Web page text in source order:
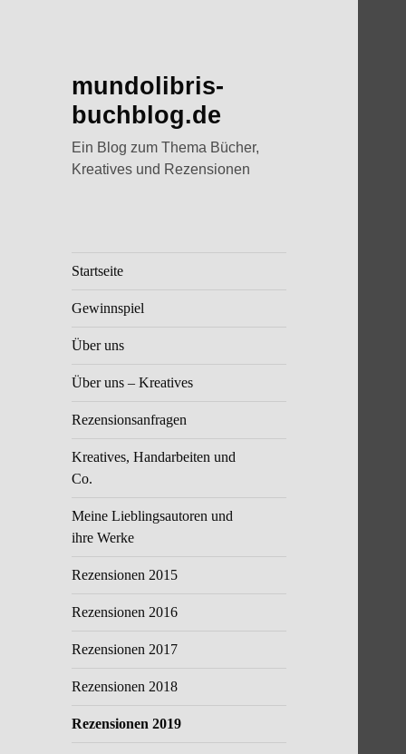
mundolibris-
buchblog.de
Ein Blog zum Thema Bücher,
Kreatives und Rezensionen
Startseite
Gewinnspiel
Über uns
Über uns – Kreatives
Rezensionsanfragen
Kreatives, Handarbeiten und
Co.
Meine Lieblingsautoren und
ihre Werke
Rezensionen 2015
Rezensionen 2016
Rezensionen 2017
Rezensionen 2018
Rezensionen 2019